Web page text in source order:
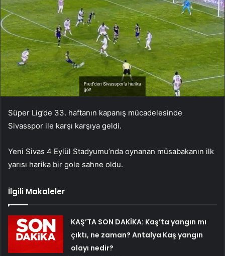
Süper Lig’de 33. haftanın kapanış mücadelesinde
Sivasspor ile karşı karşıya geldi.
Yeni Sivas 4 Eylül Stadyumu’nda oynanan müsabakanın ilk
yarısı harika bir gole sahne oldu.
İlgili Makaleler
KAŞ’TA SON DAKİKA: Kaş’ta yangın mı
çıktı, ne zaman? Antalya Kaş yangın
olayı nedir?